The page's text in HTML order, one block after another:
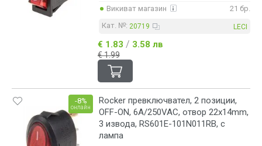
Викиват магазин
21 бр.
Кат. №: 20719 LECI
€ 1.83 / 3.58 лв
€ 1.99
Rocker превключвател, 2 позиции,
OFF-ON, 6A/250VAC, отвор 22х14mm,
3 извода, RS601E-101N011RB, с
лампа
-8%
онлайн